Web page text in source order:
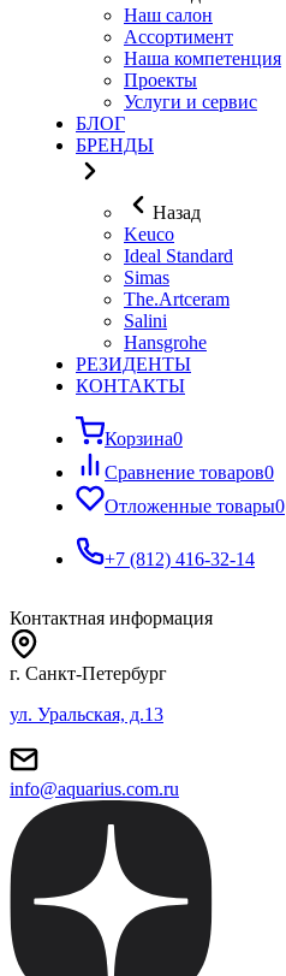
Наш салон
Ассортимент
Наша компетенция
Проекты
Услуги и сервис
БЛОГ
БРЕНДЫ
Назад
Keuco
Ideal Standard
Simas
The.Artceram
Salini
Hansgrohe
РЕЗИДЕНТЫ
КОНТАКТЫ
Корзина0
Сравнение товаров0
Отложенные товары0
+7 (812) 416-32-14
Контактная информация
г. Санкт-Петербург
ул. Уральская, д.13
info@aquarius.com.ru